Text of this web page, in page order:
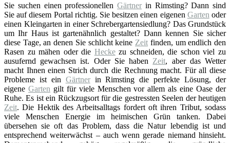
Sie suchen einen professionellen Gärtner in Rimsting? Dann sind
Sie auf diesem Portal richtig. Sie besitzen einen eigenen Garten oder
einen Kleingarten in einer Schrebergartensiedlung? Das Grundstück
um Ihr Haus ist gartenähnlich gestaltet? Dann kennen Sie sicher
diese Tage, an denen Sie schlicht keine Zeit finden, um endlich den
Rasen zu mähen oder die Heckezu schneiden, die schon viel zu
ausufernd gewachsen ist. Oder Sie haben Zeit, aber das Wetter
macht Ihnen einen Strich durch die Rechnung macht. Für all diese
Probleme ist ein Gärtnerin Rimsting die perfekte Lösung, der
eigene Garten gilt für viele Menschen vor allem als eine Oase der
Ruhe. Es ist ein Rückzugsort für die gestressten Seelen der heutigen
Zeit. Die Hektik des Arbeitsalltags fordert oft ihren Tribut, sodass
viele Menschen Energie im heimischen Grün tanken. Dabei
übersehen sie oft das Problem, dass die Natur lebendig ist und
entsprechend weiterwächst – auch wenn gerade niemand hinsieht.